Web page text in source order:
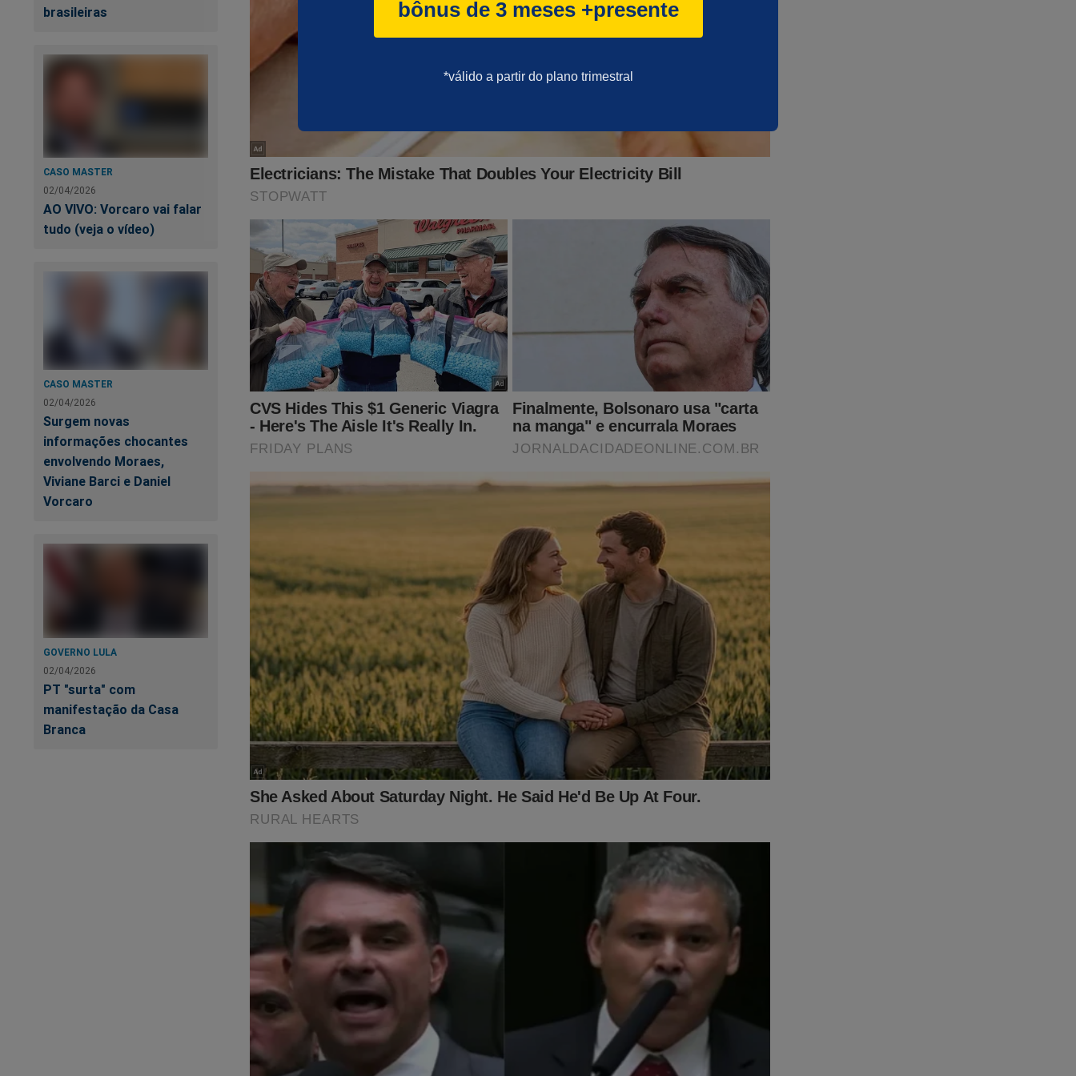
bônus de 3 meses +presente
*válido a partir do plano trimestral
brasileiras
CASO MASTER
02/04/2026
AO VIVO: Vorcaro vai falar
tudo (veja o vídeo)
CASO MASTER
02/04/2026
Surgem novas
informações chocantes
envolvendo Moraes,
Viviane Barci e Daniel
Vorcaro
GOVERNO LULA
02/04/2026
PT "surta" com
manifestação da Casa
Branca
Milei faz surpreendente revelação sobre o seu último encontro com
Francisco
Organizações investigadas por rombo bilionário no INSS foram
recebidas 15 vezes no governo Lula
Ex-CEO da HURB é preso em flagrante por motivo inacreditável (veja
Nas últimas semanas, a possibilidade de prisão de Jair Bolsonaro absurdamente se tornou
realidade. A cruel perseguição contra o ex-presidente, seus aliados e sua família parece não
ter limites! O "sistema" quer esconder o que realmente aconteceu em 2022... Tudo sobre
aquele pleito eleitoral foi documentado no livro "O Fantasma do Alvorada - A Volta à Cena
do Crime",umbest seller
abaixo para adquirir essa obra:
https://www.conteudoconservador.com.br/products/o-fantasma-do-alvorada-a-volta-a-
cena-do-crime
O próprio Bolsonaro já conhece o livro: